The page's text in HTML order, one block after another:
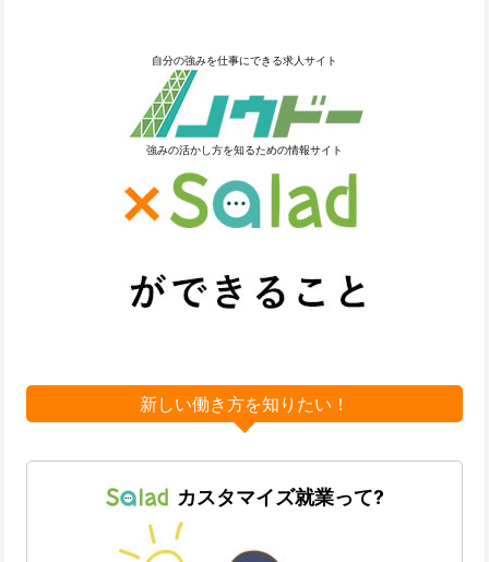
自分の強みを仕事にできる求人サイト
強みの活かし方を知るための情報サイト
新しい働き方を知りたい！
カスタマイズ就業って?